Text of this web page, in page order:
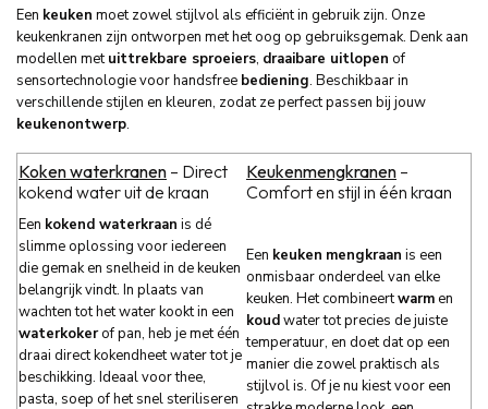
Een keuken moet zowel stijlvol als efficiënt in gebruik zijn. Onze
keukenkranen zijn ontworpen met het oog op gebruiksgemak. Denk aan
modellen metuittrekbare sproeiers, draaibare uitlopen of
sensortechnologie voor handsfree bediening. Beschikbaar in
verschillende stijlen en kleuren, zodat ze perfect passen bij jouw
keukenontwerp.
Koken waterkranen – Direct
kokend water uit de kraan
Keukenmengkranen –
Comfort en stijl in één kraan
Een kokend waterkraan is dé
slimme oplossing voor iedereen
die gemak en snelheid in de keuken
belangrijk vindt. In plaats van
wachten tot het water kookt in een
waterkokerof pan, heb je met één
draai direct kokendheet water tot je
beschikking. Ideaal voor thee,
pasta, soep of het snel steriliseren
Een keuken mengkraan is een
onmisbaar onderdeel van elke
keuken. Het combineertwarmen
koudwater tot precies de juiste
temperatuur, en doet dat op een
manier die zowel praktisch als
stijlvol is. Of je nu kiest voor een